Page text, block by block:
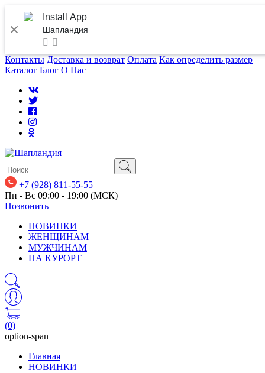
Install App
Шапландия
Контакты Доставка и возврат Оплата Как определить размер
Каталог Блог О Нас
+7 (928) 811-55-55
Пн - Вс 09:00 - 19:00 (МСК)
Позвонить
НОВИНКИ
ЖЕНЩИНАМ
МУЖЧИНАМ
НА КУРОРТ
(0)
option-span
Главная
НОВИНКИ